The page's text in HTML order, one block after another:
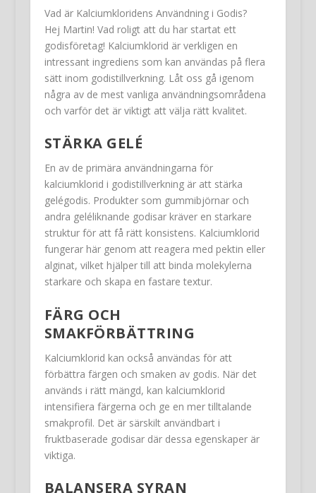
Vad är Kalciumkloridens Användning i Godis?
Hej Martin! Vad roligt att du har startat ett
godisföretag! Kalciumklorid är verkligen en
intressant ingrediens som kan användas på flera
sätt inom godistillverkning. Låt oss gå igenom
några av de mest vanliga användningsområdena
och varför det är viktigt att välja rätt kvalitet.
STÄRKA GELÉ
En av de primära användningarna för
kalciumklorid i godistillverkning är att stärka
gelégodis. Produkter som gummibjörnar och
andra geléliknande godisar kräver en starkare
struktur för att få rätt konsistens. Kalciumklorid
fungerar här genom att reagera med pektin eller
alginat, vilket hjälper till att binda molekylerna
starkare och skapa en fastare textur.
FÄRG OCH
SMAKFÖRBÄTTRING
Kalciumklorid kan också användas för att
förbättra färgen och smaken av godis. När det
används i rätt mängd, kan kalciumklorid
intensifiera färgerna och ge en mer tilltalande
smakprofil. Det är särskilt användbart i
fruktbaserade godisar där dessa egenskaper är
viktiga.
BALANSERA SYRAN